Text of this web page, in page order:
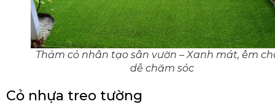
Thảm cỏ nhân tạo sân vườn – Xanh mát, êm
dễ chăm sóc
Cỏ nhựa treo tường